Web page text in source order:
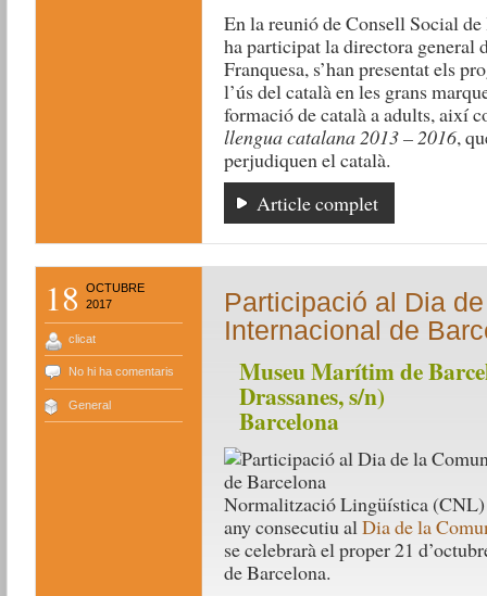
En la reunió de Consell Social
ha participat la directora general
Franquesa, s’han presentat els
l’ús del català en les grans
formació de català a adults, així
llengua catalana 2013 – 2016,
perjudiquen el català.
Article complet
18
OCTUBRE
2017
clicat
No hi ha comentaris
General
Participació al Dia
Internacional de
Museu Marítim de
Drassanes, s/n)
Barcelona
Normalització Lingüística (CNL)
any consecutiu alDia de la
se celebrarà el proper 21
de Barcelona.